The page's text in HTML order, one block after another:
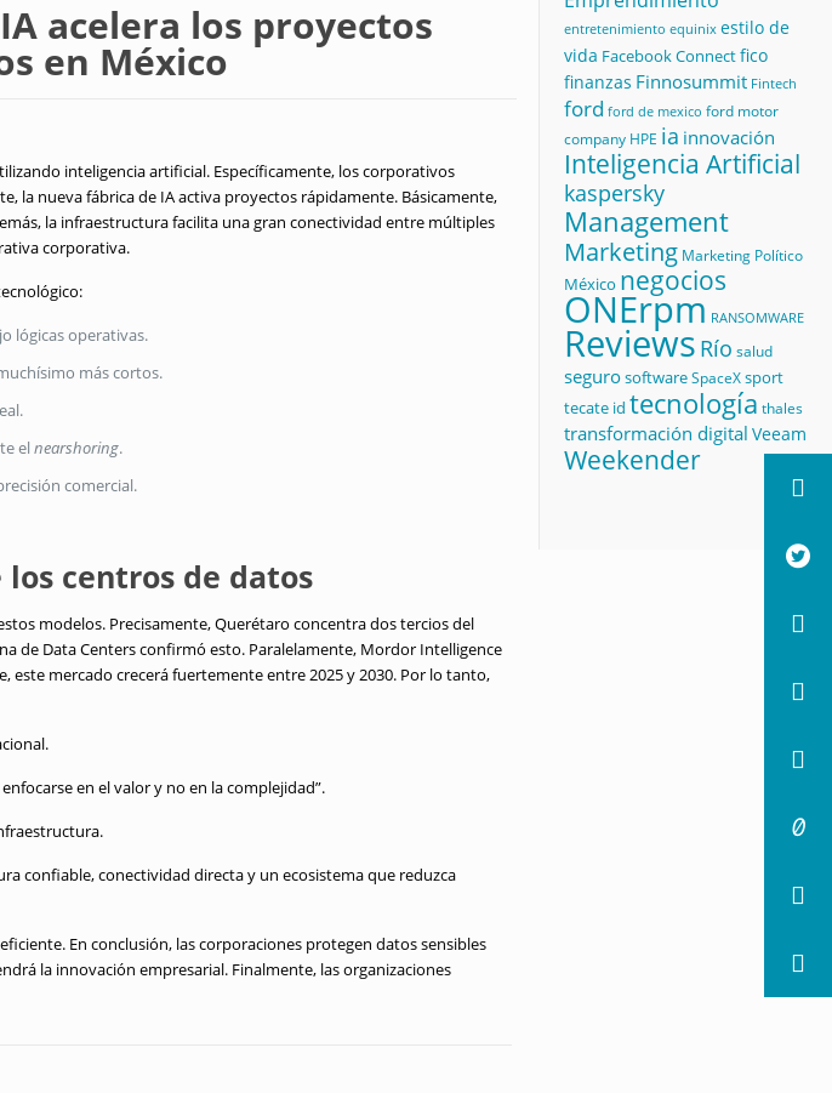
acelera los proyectos
en México
inteligencia artificial. Específicamente, los corporativos
la nueva fábrica de IA activa proyectos rápidamente. Básicamente,
la infraestructura facilita una gran conectividad entre múltiples
corporativa.
lógicas operativas.
más cortos.
elnearshoring.
comercial.
centros de datos
modelos. Precisamente, Querétaro concentra dos tercios del
de Data Centers confirmó esto. Paralelamente, Mordor Intelligence
mercado crecerá fuertemente entre 2025 y 2030. Por lo tanto,
en el valor y no en la complejidad”.
confiable, conectividad directa y un ecosistema que reduzca
En conclusión, las corporaciones protegen datos sensibles
la innovación empresarial. Finalmente, las organizaciones
entretenimiento equinix estilo de
vida Facebook Connectfico
finanzas Finnosummit Fintech
ford ford de mexico ford motor
company HPE ia innovación
Inteligencia Artificial
kaspersky
Management
Marketing Marketing Político
México negocios
ONErpm RANSOMWARE
Reviews Río salud
segurosoftwareSpaceXsport
tecate id tecnología thales
transformación digital Veeam
Weekender